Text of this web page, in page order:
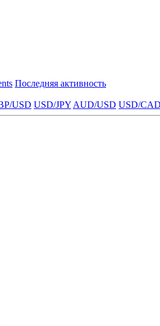
Последняя активность
USD USD/JPY AUD/USD USD/CAD